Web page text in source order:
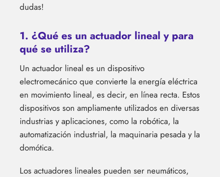
dudas!
1. ¿Qué es un actuador lineal y para
qué se utiliza?
Un actuador lineal es un dispositivo
electromecánico que convierte la energía eléctrica
en movimiento lineal, es decir, en línea recta. Estos
dispositivos son ampliamente utilizados en diversas
industrias y aplicaciones, como la robótica, la
automatización industrial, la maquinaria pesada y la
domótica.
Los actuadores lineales pueden ser neumáticos,